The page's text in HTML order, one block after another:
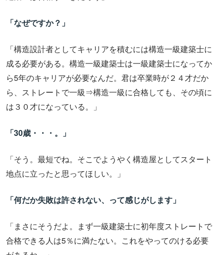
「なぜですか？」
「構造設計者としてキャリアを積むには構造一級建築士に
成る必要がある。構造一級建築士は一級建築士になってか
ら5年のキャリアが必要なんだ。君は卒業時が２４才だか
ら、ストレートで一級⇒構造一級に合格しても、その頃に
は３０才になっている。」
「30歳・・・。」
「そう。最短でね。そこでようやく構造屋としてスタート
地点に立ったと思ってほしい。」
「何だか失敗は許されない、って感じがします」
「まさにそうだよ。まず一級建築士に初年度ストレートで
合格できる人は5％に満たない。これをやってのける必要